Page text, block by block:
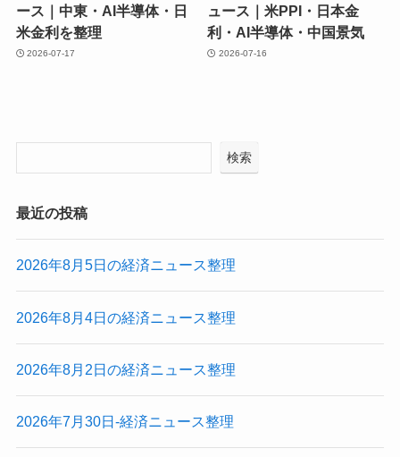
ース｜中東・AI半導体・日
米金利を整理
2026-07-17
ュース｜米PPI・日本金
利・AI半導体・中国景気
2026-07-16
検索
最近の投稿
2026年8月5日の経済ニュース整理
2026年8月4日の経済ニュース整理
2026年8月2日の経済ニュース整理
2026年7月30日-経済ニュース整理